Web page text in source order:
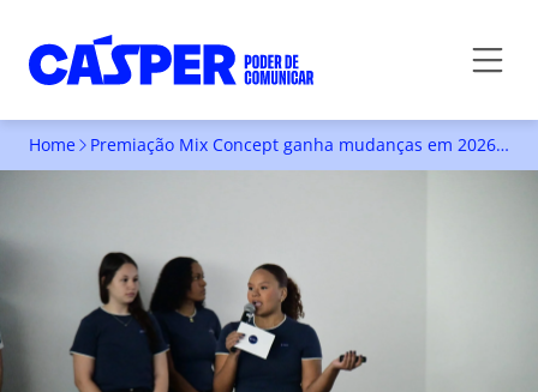
Home Premiação Mix Concept ganha mudanças em 2026, e segue evidenciando a Publicidade